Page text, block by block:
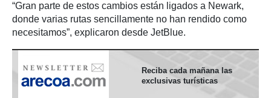
“Gran parte de estos cambios están ligados a Newark,
donde varias rutas sencillamente no han rendido como
necesitamos”, explicaron desde JetBlue.
Reciba cada mañana las
exclusivas turísticas